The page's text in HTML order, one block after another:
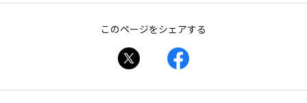
このページをシェアする